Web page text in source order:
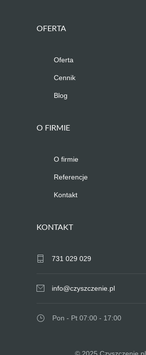
OFERTA
Oferta
Cennik
Blog
O FIRMIE
O firmie
Referencje
Kontakt
KONTAKT
731 029 029
info@czyszczenie.pl
Pon - Pt 07:00 - 17:00